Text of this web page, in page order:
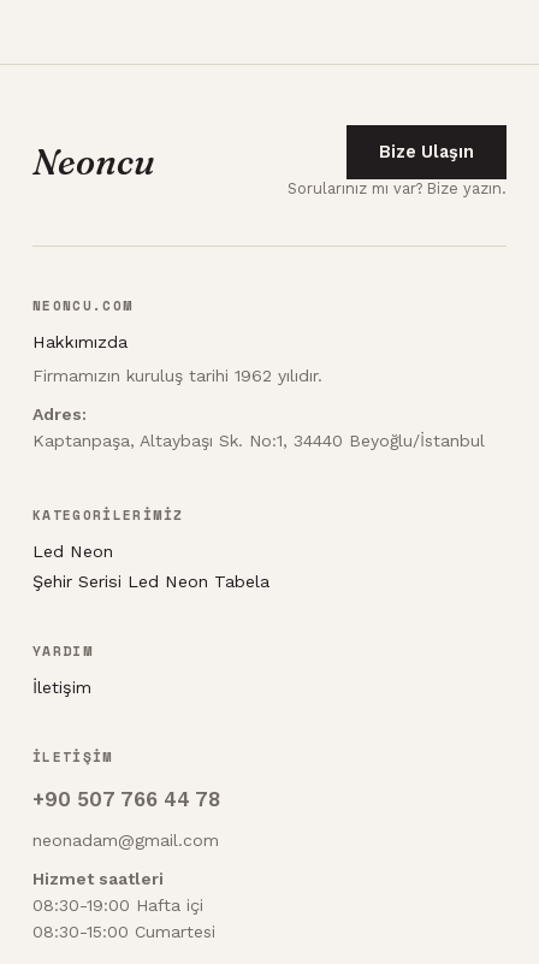
Neoncu Bize Ulaşın
Sorularınız mı var? Bize yazın.
NEONCU.COM
Hakkımızda
Firmamızın kuruluş tarihi 1962 yılıdır.
Adres:
Kaptanpaşa, Altaybaşı Sk. No:1, 34440 Beyoğlu/İstanbul
KATEGORİLERİMİZ
Led Neon
Şehir Serisi Led Neon Tabela
YARDIM
İletişim
İLETİŞİM
+90 507 766 44 78
neonadam@gmail.com
Hizmet saatleri
08:30-19:00 Hafta içi
08:30-15:00 Cumartesi